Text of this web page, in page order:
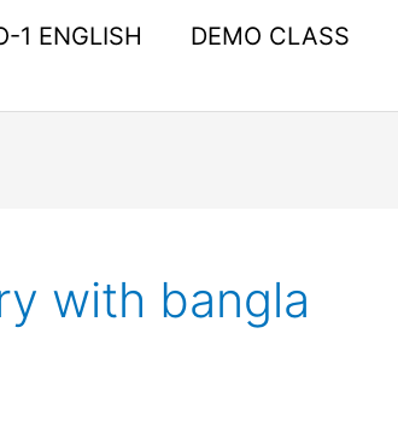
1 ENGLISH DEMO CLASS
with bangla